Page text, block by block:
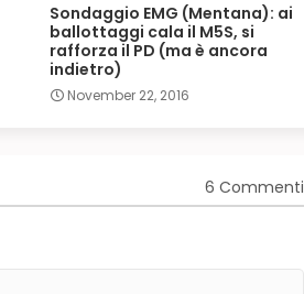
Sondaggio EMG (Mentana): ai
ballottaggi cala il M5S, si
rafforza il PD (ma è ancora
indietro)
November 22, 2016
6 Commenti